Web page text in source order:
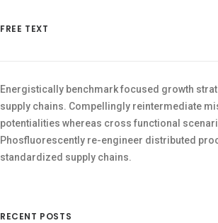
FREE TEXT
Energistically benchmark focused growth
supply chains. Compellingly reintermediate
potentialities whereas cross functional
Phosfluorescently re-engineer distributed
standardized supply chains.
RECENT POSTS